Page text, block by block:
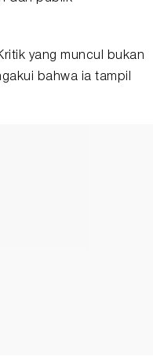
yang muncul bukan
bahwa ia tampil